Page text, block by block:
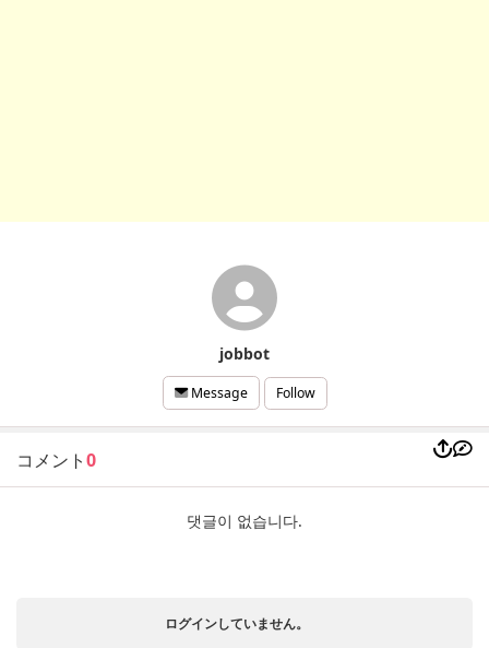
jobbot
Message Follow
コメント0
댓글이 없습니다.
ログインしていません。